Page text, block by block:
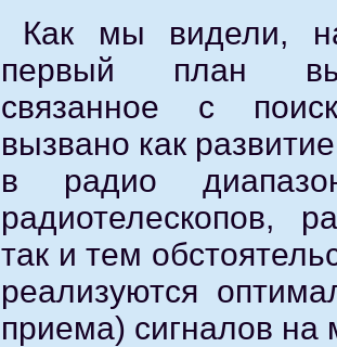
Как мы видели,
первый план
связанное с
вызвано как
в радио
радиотелескопов,
так и тем
реализуются
приема) сигналов на